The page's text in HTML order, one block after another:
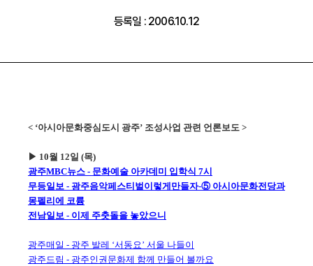
등록일 : 2006.10.12
< ‘아시아문화중심도시 광주’ 조성사업 관련 언론보도 >
▶ 10월 12일 (목)
광주MBC뉴스 - 문화예술 아카데미 입학식 7시
무등일보 - 광주음악페스티벌이렇게만들자-⑤ 아시아문화전당과
몽펠리에 코륨
전남일보 - 이제 주춧돌을 놓았으니
광주매일 - 광주 발레 ‘서동요’ 서울 나들이
광주드림 - 광주인권문화제 함께 만들어 볼까요